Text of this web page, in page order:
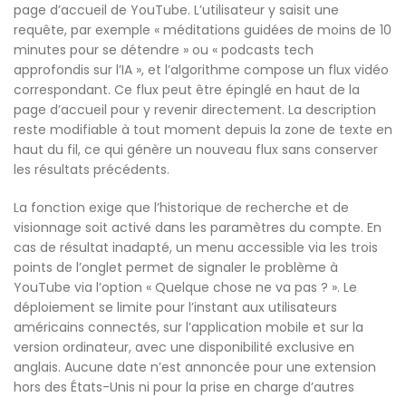
page d’accueil de YouTube. L’utilisateur y saisit une
requête, par exemple « méditations guidées de moins de 10
minutes pour se détendre » ou « podcasts tech
approfondis sur l’IA », et l’algorithme compose un flux vidéo
correspondant. Ce flux peut être épinglé en haut de la
page d’accueil pour y revenir directement. La description
reste modifiable à tout moment depuis la zone de texte en
haut du fil, ce qui génère un nouveau flux sans conserver
les résultats précédents.
La fonction exige que l’historique de recherche et de
visionnage soit activé dans les paramètres du compte. En
cas de résultat inadapté, un menu accessible via les trois
points de l’onglet permet de signaler le problème à
YouTube via l’option « Quelque chose ne va pas ? ». Le
déploiement se limite pour l’instant aux utilisateurs
américains connectés, sur l’application mobile et sur la
version ordinateur, avec une disponibilité exclusive en
anglais. Aucune date n’est annoncée pour une extension
hors des États-Unis ni pour la prise en charge d’autres